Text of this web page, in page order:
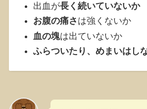
出血が長く続いていないか
お腹の痛さ は強くないか
血の塊は出ていないか
ふらついたり、めまいはし